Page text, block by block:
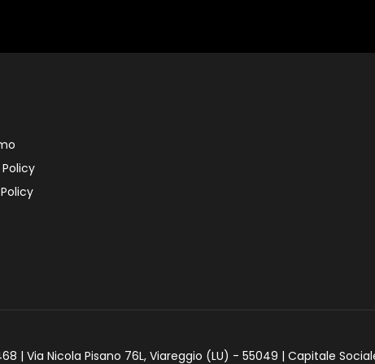
| Via Nicola Pisano 76L, Viareggio (LU) - 55049 | Capitale